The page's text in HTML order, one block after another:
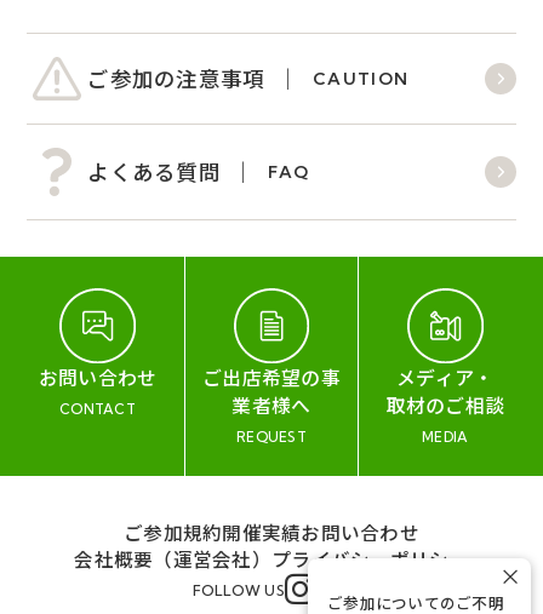
ご参加の注意事項 CAUTION
よくある質問 FAQ
お問い合わせ
CONTACT
ご出店希望の事
業者様へ
REQUEST
メディア・
取材のご相談
MEDIA
ご参加規約開催実績お問い合わせ
会社概要（運営会社） プライバシーポリシー
FOLLOW US
ご参加についてのご不明
×